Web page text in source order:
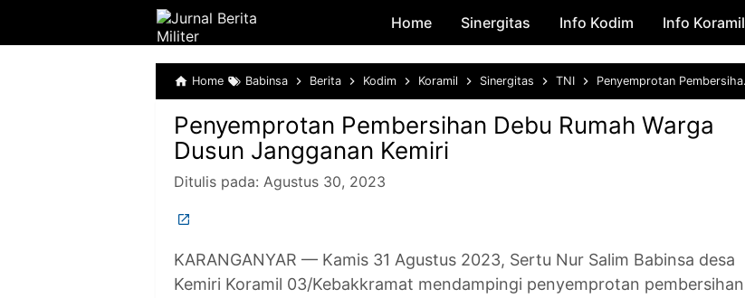
Skip to main content
Home Sinergitas Info Kodim Info Koramil
Home Babinsa Berita Kodim Koramil Sinergitas TNI Penyemprotan Pembersihan Debu Rumah Warga Dusun Jangganan Kemiri
Penyemprotan Pembersihan Debu Rumah Warga
Dusun Jangganan Kemiri
Ditulis pada: Agustus 30, 2023
KARANGANYAR — Kamis 31 Agustus 2023, Sertu Nur Salim Babinsa desa
Kemiri Koramil 03/Kebakkramat mendampingi penyemprotan pembersihan